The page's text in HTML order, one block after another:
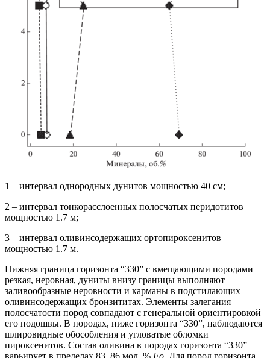
1 – интервал однородных дунитов мощностью 40 см;
2 – интервал тонкорасслоенных полосчатых перидотитов
мощностью 1.7 м;
3 – интервал оливинсодержащих ортопироксенитов
мощностью 1.7 м.
Нижняя граница горизонта “330” с вмещающими породами
резкая, неровная, дуниты внизу границы выполняют
заливообразные неровности и карманы в подстилающих
оливинсодержащих бронзититах. Элементы залегания
полосчатости пород совпадают с генеральной ориентировкой
его подошвы. В породах, ниже горизонта “330”, наблюдаются
шлировидные обособления и угловатые обломки
пироксенитов. Состав оливина в породах горизонта “330”